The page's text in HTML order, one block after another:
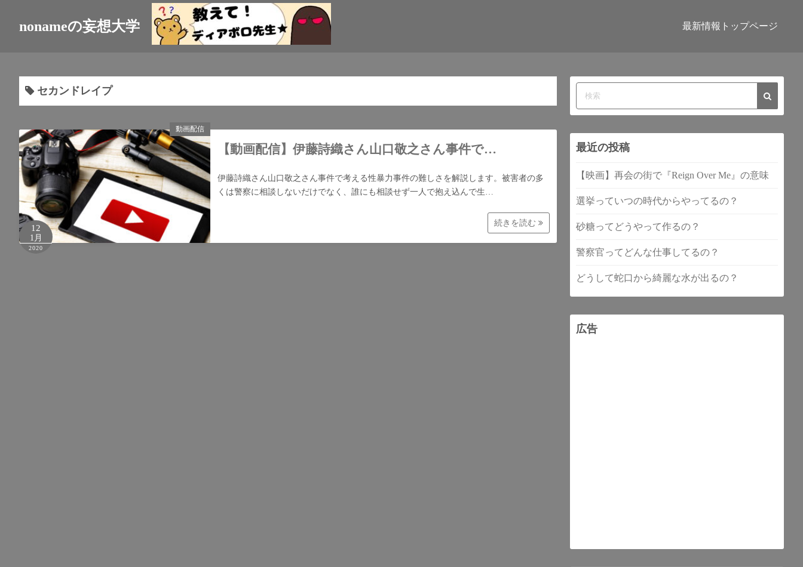
nonameの妄想大学 最新情報トップページ
セカンドレイプ
動画配信
12
1月
2020
【動画配信】伊藤詩織さん山口敬之さん事件で…
伊藤詩織さん山口敬之さん事件で考える性暴力事件の難しさを解説します。被害者の多
くは警察に相談しないだけでなく、誰にも相談せず一人で抱え込んで生…
続きを読む
最近の投稿
【映画】再会の街で『Reign Over Me』の意味
選挙っていつの時代からやってるの？
砂糖ってどうやって作るの？
警察官ってどんな仕事してるの？
どうして蛇口から綺麗な水が出るの？
広告